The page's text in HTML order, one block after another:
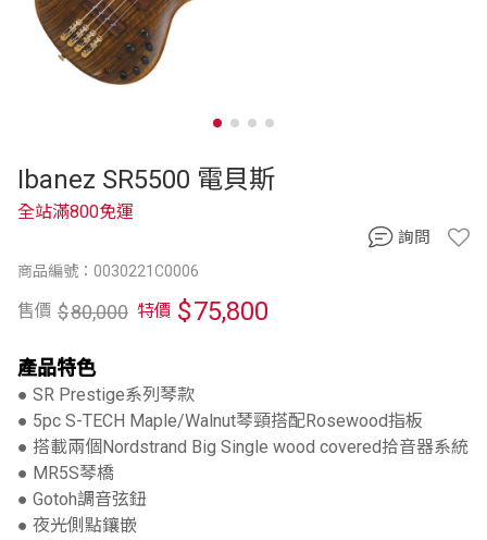
Ibanez SR5500 電貝斯
商品編號：0030221C0006
全站滿800免運
售價 $80,000 特價 $75,800
產品特色
● SR Prestige系列琴款
● 5pc S-TECH Maple/Walnut琴頸搭配Rosewood指板
● 搭載兩個Nordstrand Big Single wood covered拾音器系統
● MR5S琴橋
● Gotoh調音弦鈕
● 夜光側點鑲嵌
詢問